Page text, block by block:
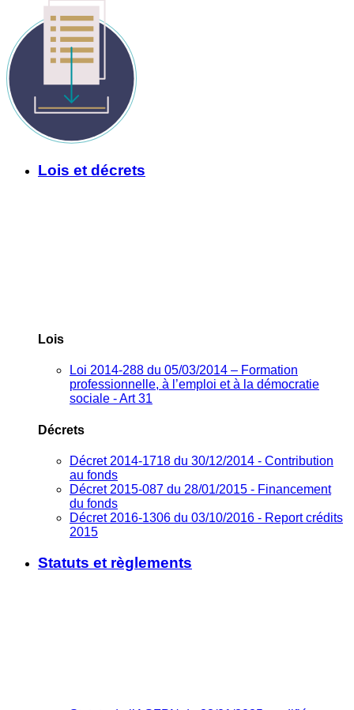
Lois et décrets
Lois
Loi 2014-288 du 05/03/2014 – Formation
professionnelle, à l’emploi et à la démocratie
sociale - Art 31
Décrets
Décret 2014-1718 du 30/12/2014 - Contribution
au fonds
Décret 2015-087 du 28/01/2015 - Financement
du fonds
Décret 2016-1306 du 03/10/2016 - Report crédits
2015
Statuts et règlements